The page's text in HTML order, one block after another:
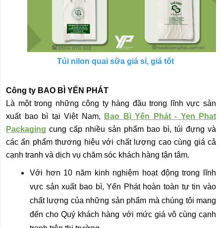
Túi nilon quai sữa giá sỉ, giá tốt
Công ty BAO BÌ YẾN PHÁT
Là một trong những công ty hàng đầu trong lĩnh vực sản
xuất bao bì tại Việt Nam,
Bao Bì Yến Phát - Yen Phat
Packaging cung cấp nhiều sản phẩm bao bì, túi đựng và
các ấn phẩm thương hiệu với chất lượng cao cùng giá cả
cạnh tranh và dịch vụ chăm sóc khách hàng tận tâm.
Với hơn 10 năm kinh nghiệm hoạt động trong lĩnh
vực sản xuất bao bì, Yến Phát hoàn toàn tự tin vào
chất lượng của những sản phẩm mà chúng tôi mang
đến cho Quý khách hàng với mức giá vô cùng cạnh